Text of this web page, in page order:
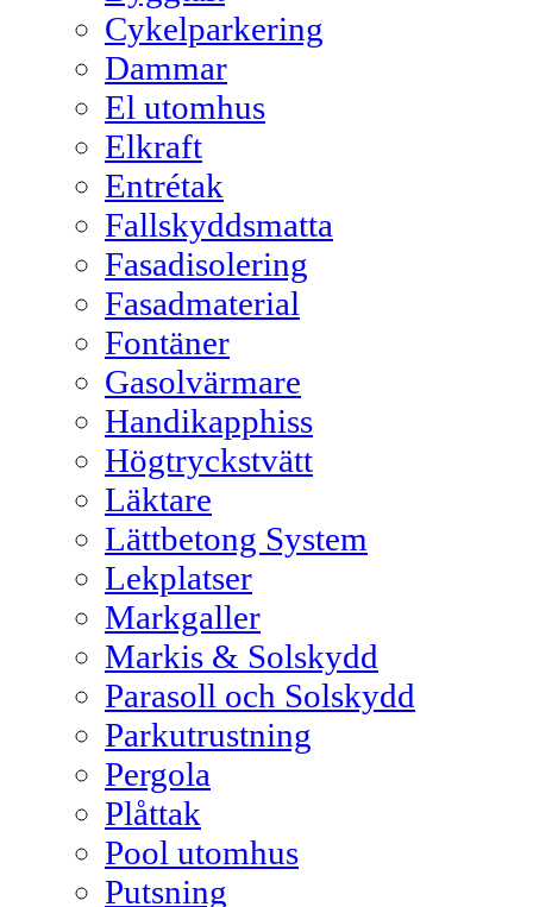
Cykelparkering
Dammar
El utomhus
Elkraft
Entrétak
Fallskyddsmatta
Fasadisolering
Fasadmaterial
Fontäner
Gasolvärmare
Handikapphiss
Högtryckstvätt
Läktare
Lättbetong System
Lekplatser
Markgaller
Markis & Solskydd
Parasoll och Solskydd
Parkutrustning
Pergola
Plåttak
Pool utomhus
Putsning